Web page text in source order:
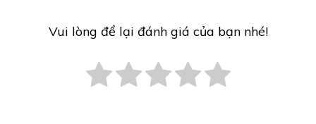
Vui lòng để lại đánh giá của bạn nhé!